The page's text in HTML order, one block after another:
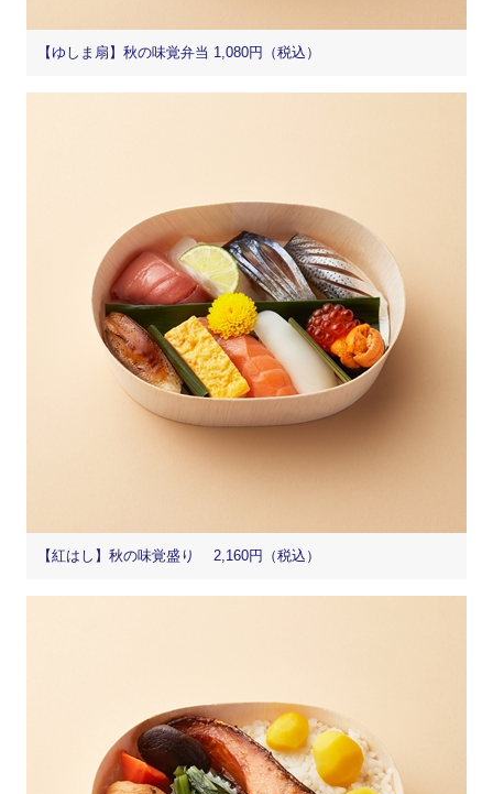
【ゆしま扇】秋の味覚弁当 1,080円（税込）
【紅はし】秋の味覚盛り 2,160円（税込）